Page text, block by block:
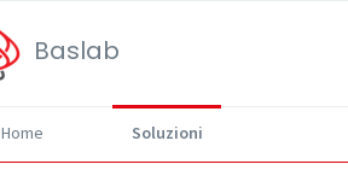
Baslab
Home Soluzioni